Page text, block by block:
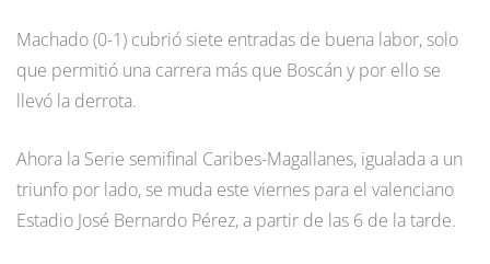
Machado (0-1) cubrió siete entradas de buena labor, solo
que permitió una carrera más que Boscán y por ello se
llevó la derrota.
Ahora la Serie semifinal Caribes-Magallanes, igualada a un
triunfo por lado, se muda este viernes para el valenciano
Estadio José Bernardo Pérez, a partir de las 6 de la tarde.